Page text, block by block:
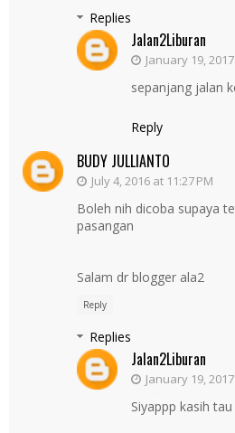
Replies
Jalan2Liburan
January 19,
sepanjang jalan
Reply
BUDY JULLIANTO
July 4, 2016 at 11:27 PM
Boleh nih dicoba supaya
pasangan
Salam dr blogger ala2
Reply
Replies
Jalan2Liburan
January 19,
Siyappp kasih